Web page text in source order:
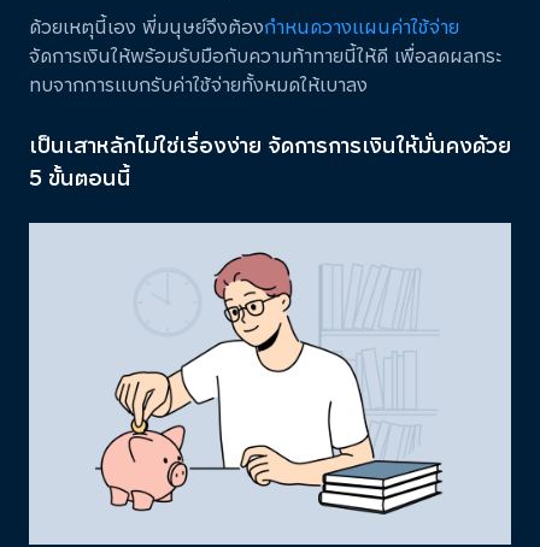
ด้วยเหตุนี้เอง พี่มนุษย์จึงต้องกำหนดวางแผนค่าใช้จ่าย
จัดการเงินให้พร้อมรับมือกับความท้าทายนี้ให้ดี เพื่อลดผลกระ
ทบจากการแบกรับค่าใช้จ่ายทั้งหมดให้เบาลง
เป็นเสาหลักไม่ใช่เรื่องง่าย จัดการการเงินให้มั่นคงด้วย
5 ขั้นตอนนี้